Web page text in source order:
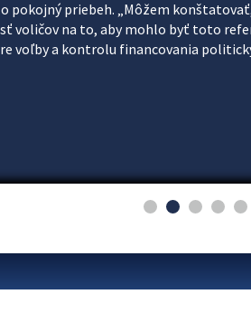
pokojný priebeh. „Môžem
voličov na to, aby mohlo byť toto
voľby a kontrolu financovania